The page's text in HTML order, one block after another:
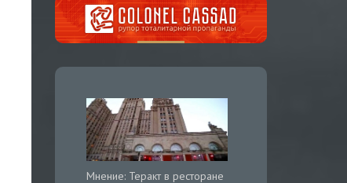
Мнение: Теракт в ресторане